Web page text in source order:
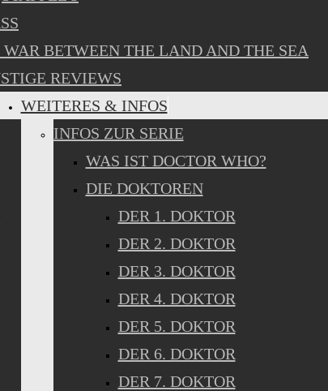
WAR BETWEEN THE LAND AND THE SEA
REVIEWS
WEITERES & INFOS
INFOS ZUR SERIE
WAS IST DOCTOR WHO?
DIE DOKTOREN
DER 1. DOKTOR
DER 2. DOKTOR
DER 3. DOKTOR
DER 4. DOKTOR
DER 5. DOKTOR
DER 6. DOKTOR
DER 7. DOKTOR